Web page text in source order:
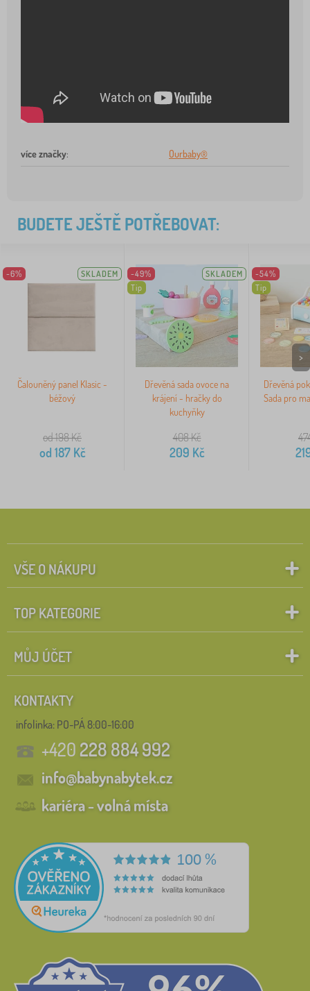
více značky: Ourbaby®
BUDETE JEŠTĚ POTŘEBOVAT:
-6% SKLADEM
Čalouněný panel Klasic -
béžový
od 198Kč
od 187Kč
-49%
Tip
SKLADEM
Dřevěná sada ovoce na
krájení - hračky do
kuchyňky
408Kč
209 Kč
-54%
Tip
Dřevěná
Sada pro
>
VŠE O NÁKUPU
TOP KATEGORIE
MŮJ ÚČET
KONTAKTY
infolinka: PO-PÁ 8:00-16:00
+420228 884 992
info@babynabytek.cz
kariéra - volná místa